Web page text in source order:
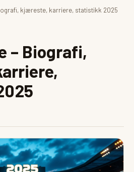
kjæreste, karriere, statistikk 2025
– Biografi,